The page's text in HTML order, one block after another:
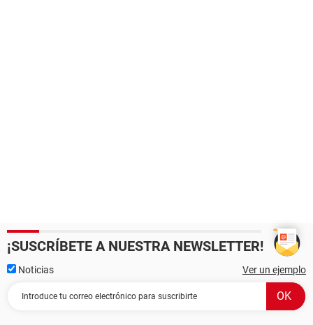
¡SUSCRÍBETE A NUESTRA NEWSLETTER!
Noticias Ver un ejemplo